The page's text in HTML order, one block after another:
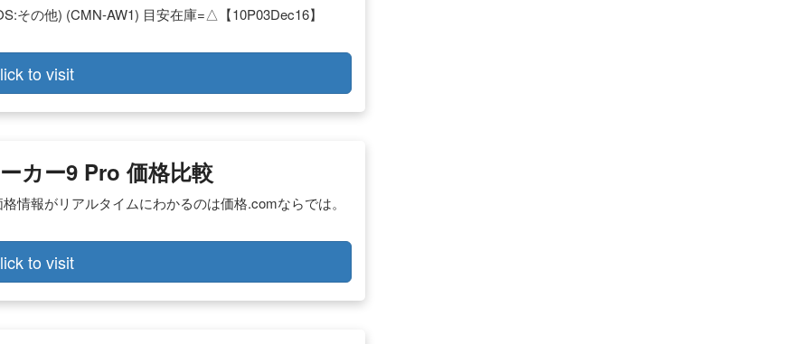
その他) (CMN-AW1) 目安在庫=△【10P03Dec16】
to visit
カー9 Pro 価格比較
情報がリアルタイムにわかるのは価格.comならでは。
to visit